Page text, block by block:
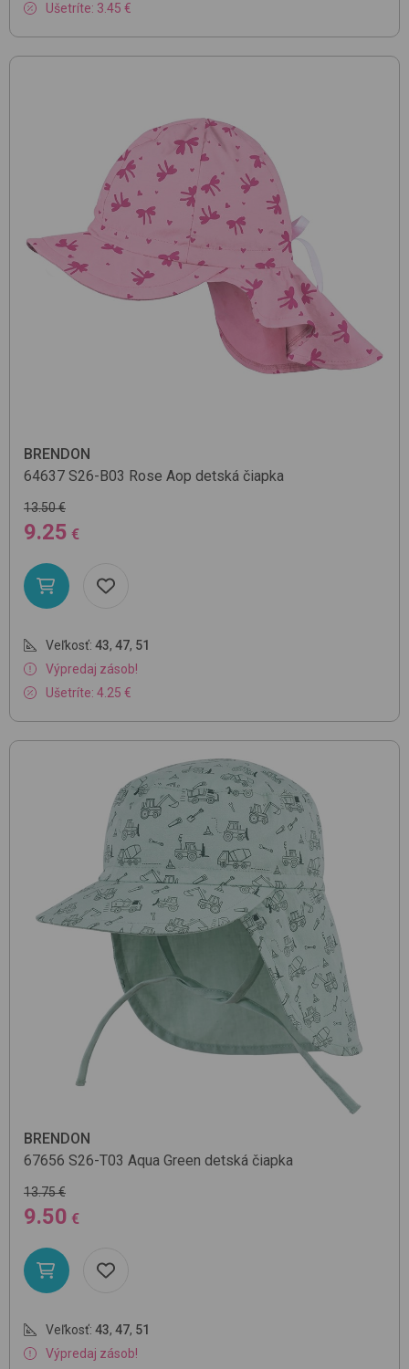
Ušetríte: 3.45 €
BRENDON
64637 S26-B03 Rose Aop detská čiapka
13.50 €
9.25 €
Veľkosť: 43, 47, 51
Výpredaj zásob!
Ušetríte: 4.25 €
BRENDON
67656 S26-T03 Aqua Green detská čiapka
13.75 €
9.50 €
Veľkosť: 43, 47, 51
Výpredaj zásob!